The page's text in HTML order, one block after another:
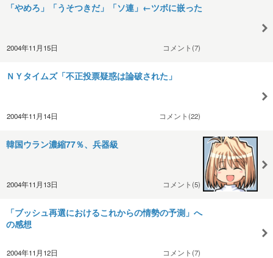
「やめろ」「うそつきだ」「ソ連」←ツボに嵌った
2004年11月15日 コメント(7)
ＮＹタイムズ「不正投票疑惑は論破された」
2004年11月14日 コメント(22)
韓国ウラン濃縮77％、兵器級
2004年11月13日 コメント(5)
「ブッシュ再選におけるこれからの情勢の予測」へ
の感想
2004年11月12日 コメント(7)